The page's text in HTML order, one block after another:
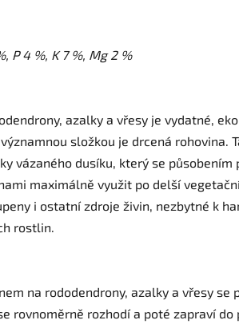
P 4 %, K 7 %, Mg 2 %
azalky a vřesy je vydatné,
složkou je drcená rohovina.
vázaného dusíku, který se
maximálně využit po delší
i ostatní zdroje živin, nezbytné k
rostlin.
na rododendrony, azalky a vřesy
rovnoměrně rozhodí a poté zapraví do